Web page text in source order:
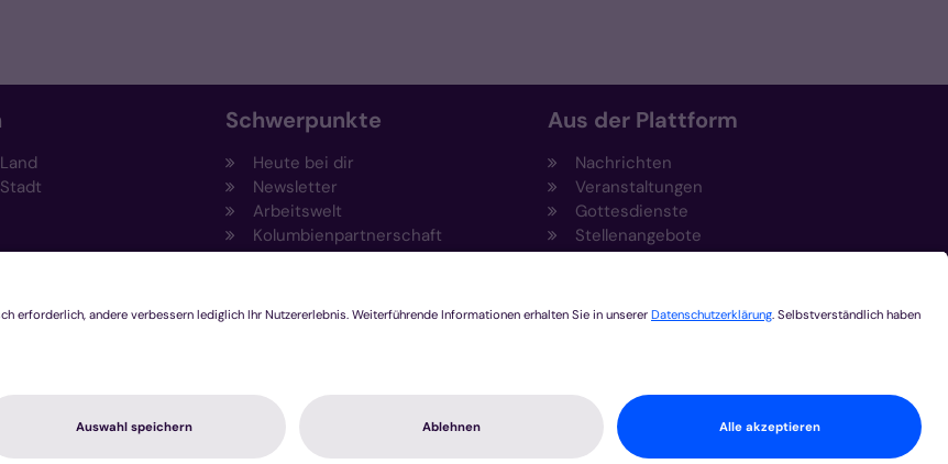
Schwerpunkte
Heute bei dir
Newsletter
Arbeitswelt
Kolumbienpartnerschaft
Umweltportal
Fundraising
Aus der Plattform
Nachrichten
Veranstaltungen
Gottesdienste
Stellenangebote
Kirchenzeitung
Rechtsdatenbank